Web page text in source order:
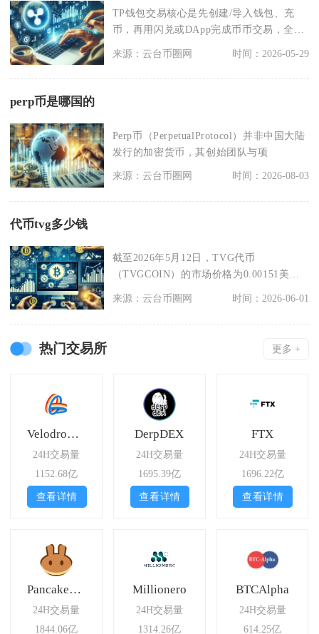
TP钱包交易核心是先创建/导入钱包、充
币，再用闪兑或DApp完成币币交易，全程
来源：云台币圈网 时间：2026-05-29
perp币是哪国的
Perp币（PerpetualProtocol）并非中国大陆
发行的加密货币，其创始团队与项
来源：云台币圈网 时间：2026-08-03
代币tvg多少钱
截至2026年5月12日，TVG代币
（TVGCOIN）的市场价格为0.00151美
元，约合
来源：云台币圈网 时间：2026-06-01
热门交易所 更多 +
Velodrome Finance Slipstream
24H交易量
1152.68亿
查看详情
DerpDEX
24H交易量
1695.39亿
查看详情
FTX
24H交易量
1696.22亿
查看详情
PancakeSwap Stableswap
24H交易量
1844.06亿
Millionero
24H交易量
1314.26亿
BTCAlpha
24H交易量
614.25亿